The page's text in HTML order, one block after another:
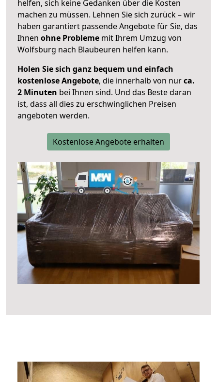
helfen, sich keine Gedanken über die Kosten
machen zu müssen. Lehnen Sie sich zurück – wir
haben garantiert passende Angebote für Sie, das
Ihnen ohne Probleme mit Ihrem Umzug von
Wolfsburg nach Blaubeuren helfen kann.
Holen Sie sich ganz bequem und einfach
kostenlose Angebote, die innerhalb von nurca.
2 Minuten bei Ihnen sind. Und das Beste daran
ist, dass all dies zu erschwinglichen Preisen
angeboten werden.
Kostenlose Angebote erhalten